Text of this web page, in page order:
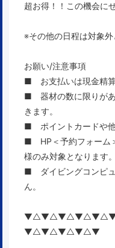
超お得！！この機会に
※その他の日程は対象外
お願い/注意事項
■ お支払いは現金精算
■ 器材の数に限りがあ
きます。
■ ポイントカードや他
■ HP＜予約フォーム
様のみ対象となります。
■ ダイビングコンピュ
ん。
▼△▼△▼△▼△▼